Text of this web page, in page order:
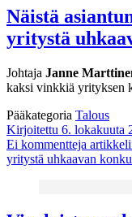
Näistä
yritystä
Johtaja Janne
kaksi vinkkiä yrityksen
Pääkategoria Talous
Kirjoitettu 6. lokakuuta
Ei kommentteja
yritystä uhkaavan